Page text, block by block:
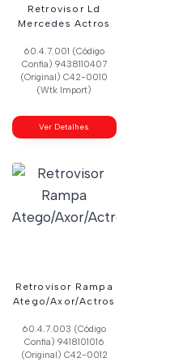
Retrovisor Ld
Mercedes Actros
60.4.7.001 (Código
Confia) 9438110407
(Original) C42-0010
(Wtk Import)
Ver Detalhes
Retrovisor Rampa
Atego/Axor/Actros
60.4.7.003 (Código
Confia) 9418101016
(Original) C42-0012